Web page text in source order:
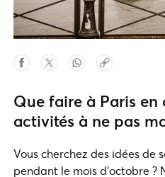
Que faire à Paris en
activités à ne pas
Vous cherchez des idées de
pendant le mois d'octobre ?